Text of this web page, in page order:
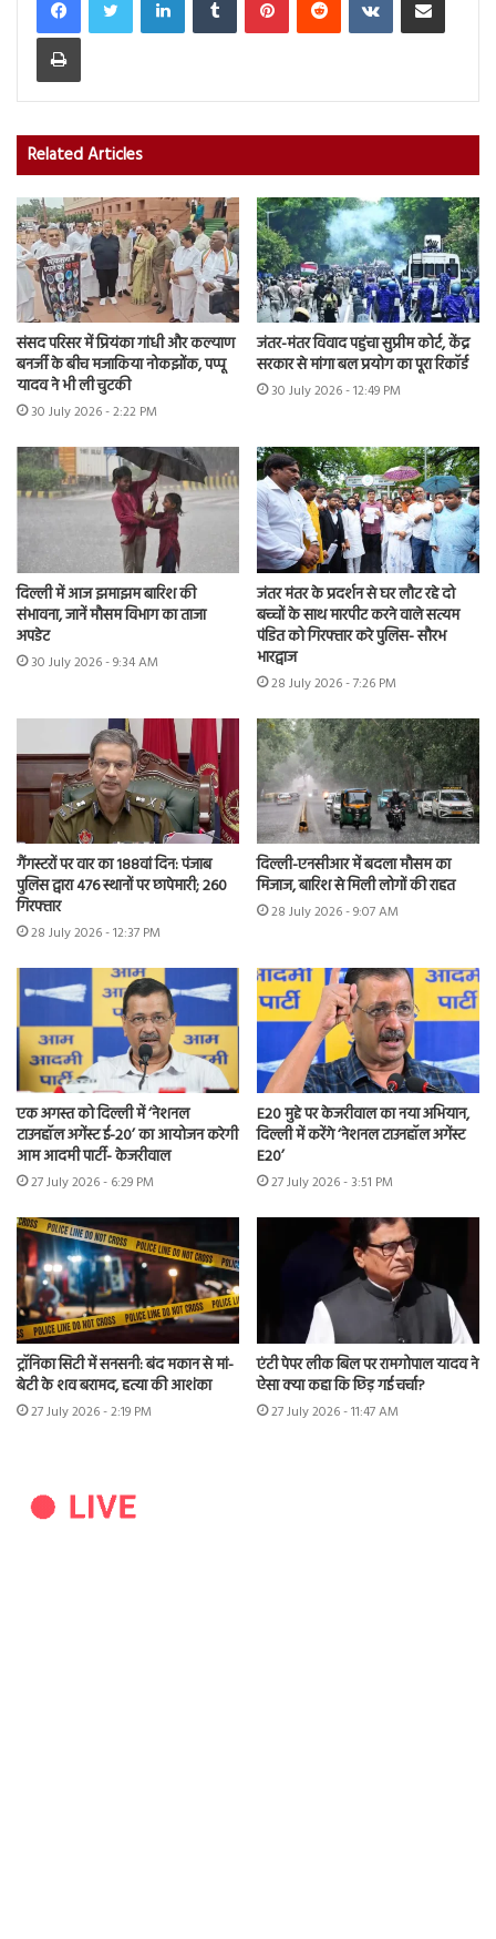
Print
Related Articles
संसद परिसर में प्रियंका गांधी और कल्याण
बनर्जी के बीच मजाकिया नोकझोंक, पप्पू
यादव ने भी ली चुटकी
30 July 2026 - 2:22 PM
जंतर-मंतर विवाद पहुंचा सुप्रीम कोर्ट, केंद्र
सरकार से मांगा बल प्रयोग का पूरा रिकॉर्ड
30 July 2026 - 12:49 PM
दिल्ली में आज झमाझम बारिश की
संभावना, जानें मौसम विभाग का ताजा
अपडेट
30 July 2026 - 9:34 AM
जंतर मंतर के प्रदर्शन से घर लौट रहे दो
बच्चों के साथ मारपीट करने वाले सत्यम
पंडित को गिरफ्तार करे पुलिस- सौरभ
भारद्वाज
28 July 2026 - 7:26 PM
गैंगस्टरों पर वार का 188वां दिन: पंजाब
पुलिस द्वारा 476 स्थानों पर छापेमारी; 260
गिरफ्तार
28 July 2026 - 12:37 PM
दिल्ली-एनसीआर में बदला मौसम का
मिजाज, बारिश से मिली लोगों की राहत
28 July 2026 - 9:07 AM
एक अगस्त को दिल्ली में ‘नेशनल
टाउनहॉल अगेंस्ट ई-20’ का आयोजन करेगी
आम आदमी पार्टी- केजरीवाल
27 July 2026 - 6:29 PM
E20 मुद्दे पर केजरीवाल का नया अभियान,
दिल्ली में करेंगे ‘नेशनल टाउनहॉल अगेंस्ट
E20’
27 July 2026 - 3:51 PM
ट्रॉनिका सिटी में सनसनी: बंद मकान से मां-
बेटी के शव बरामद, हत्या की आशंका
27 July 2026 - 2:19 PM
एंटी पेपर लीक बिल पर रामगोपाल यादव ने
ऐसा क्या कहा कि छिड़ गई चर्चा?
27 July 2026 - 11:47 AM